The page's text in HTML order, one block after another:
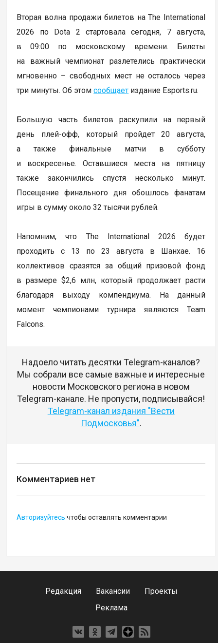
Вторая волна продажи билетов на The International
2026 по Dota 2 стартовала сегодня, 7 августа,
в 09:00 по московскому времени. Билеты
на важный чемпионат разлетелись практически
мгновенно – свободных мест не осталось через
три минуты. Об этомсообщает издание Esports.ru.
Большую часть билетов раскупили на первый
день плей-офф, который пройдет 20 августа,
а также финальные матчи в субботу
и воскресенье. Оставшиеся места на пятницу
также закончились спустя несколько минут.
Посещение финального дня обошлось фанатам
игры в сумму около 32 тысячи рублей.
Напомним, что The International 2026 будет
проходить с 13 по 23 августа в Шанхае. 16
коллективов сразятся за общий призовой фонд
в размере $2,6 млн, который продолжает расти
благодаря выходу компендиума. На данный
момент чемпионами турнира являются Team
Falcons.
Надоело читать десятки Telegram-каналов?
Мы собрали все самые важные и интересные
новости Московского региона в новом
Telegram-канале. Не пропусти, подписывайся!
Telegram-канал издания "Вести
Подмосковья".
Комментариев нет
Авторизуйтесь чтобы оставлять комментарии
Редакция Вакансии
Проекты
Реклама